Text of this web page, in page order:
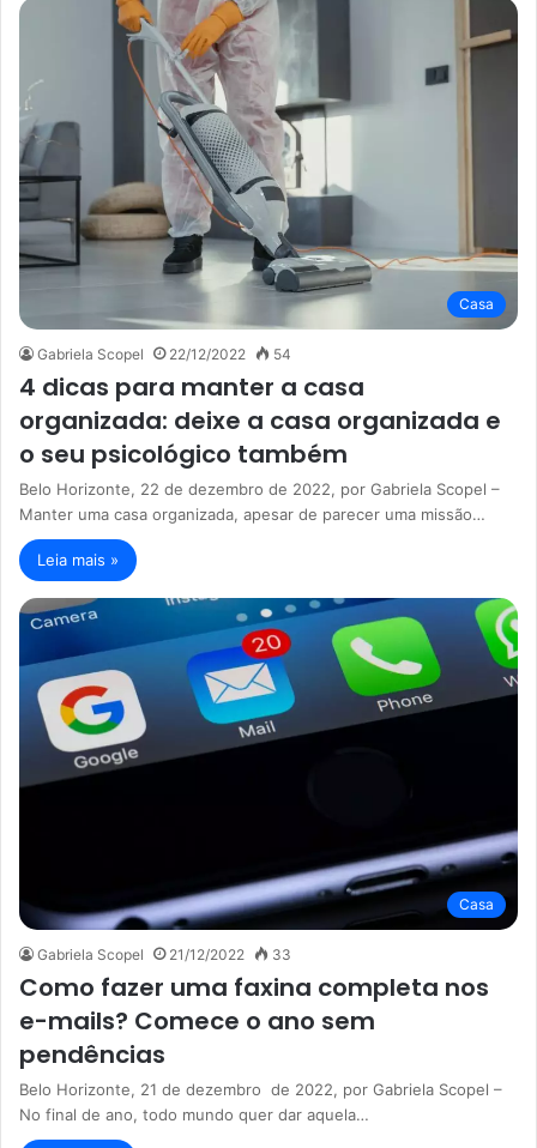
Casa
Gabriela Scopel 22/12/2022 54
4 dicas para manter a casa
organizada: deixe a casa organizada e
o seu psicológico também
Belo Horizonte, 22 de dezembro de 2022, por Gabriela Scopel –
Manter uma casa organizada, apesar de parecer uma missão…
Leia mais »
Casa
Gabriela Scopel 21/12/2022 33
Como fazer uma faxina completa nos
e-mails? Comece o ano sem
pendências
Belo Horizonte, 21 de dezembro de 2022, por Gabriela Scopel –
No final de ano, todo mundo quer dar aquela…